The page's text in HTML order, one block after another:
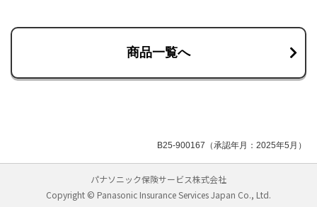
商品一覧へ
B25-900167（承認年月：2025年5月）
パナソニック保険サービス株式会社
Copyright © Panasonic Insurance Services Japan Co., Ltd.